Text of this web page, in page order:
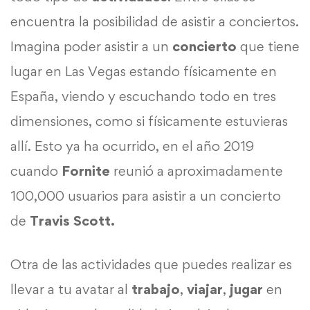
encuentra la posibilidad de asistir a conciertos.
Imagina poder asistir a un concierto que tiene
lugar en Las Vegas estando físicamente en
España, viendo y escuchando todo en tres
dimensiones, como si físicamente estuvieras
allí. Esto ya ha ocurrido, en el año 2019
cuando Fornite reunió a aproximadamente
100,000 usuarios para asistir a un concierto
de Travis Scott.
Otra de las actividades que puedes realizar es
llevar a tu avatar al trabajo, viajar, jugar en